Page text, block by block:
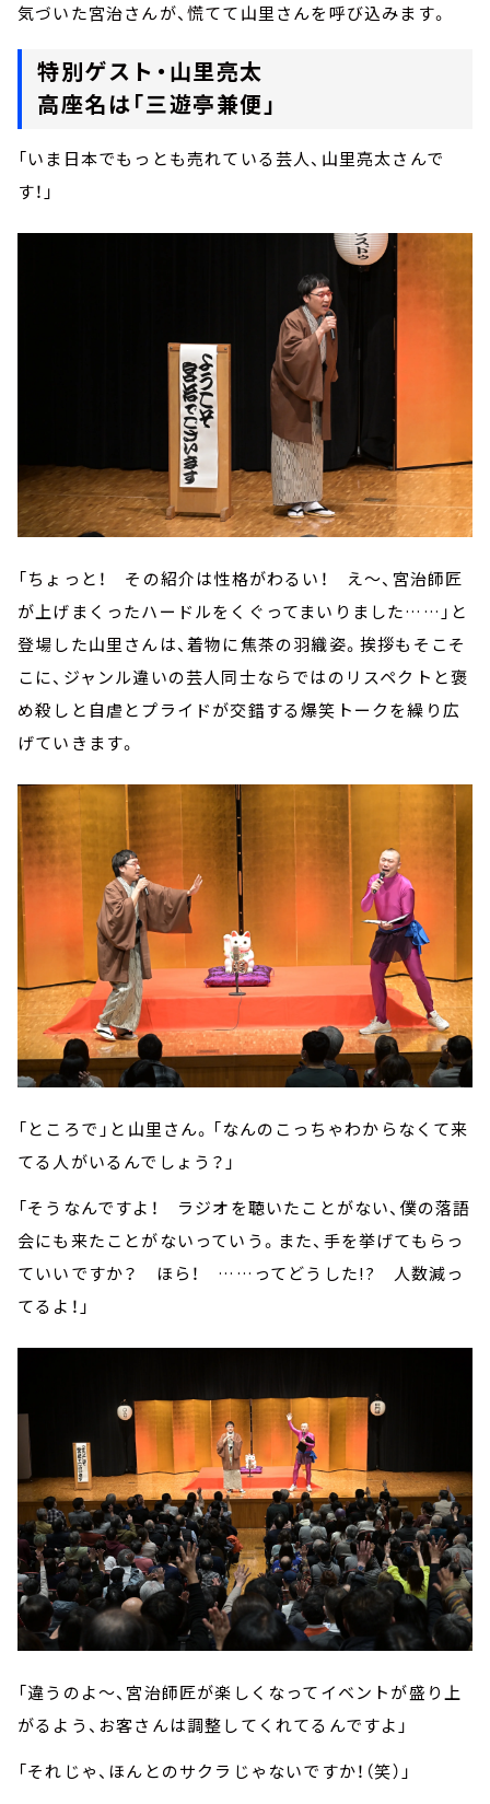
気づいた宮治さんが、慌てて山里さんを呼び込みます。
特別ゲスト・山里亮太
高座名は「三遊亭兼便」
「いま日本でもっとも売れている芸人、山里亮太さんで
す！」
「ちょっと！ その紹介は性格がわるい！ え～、宮治師匠
が上げまくったハードルをくぐってまいりました……」と
登場した山里さんは、着物に焦茶の羽織姿。挨拶もそこそ
こに、ジャンル違いの芸人同士ならではのリスペクトと褒
め殺しと自虐とプライドが交錯する爆笑トークを繰り広
げていきます。
「ところで――」と山里さん。「なんのこっちゃわからなくて来
てる人がいるんでしょう？」
「そうなんですよ！ ラジオを聴いたことがない、僕の落語
会にも来たことがないっていう。また、手を挙げてもらっ
ていいですか？ ほら！ ……ってどうした!? 人数減っ
てるよ！」
「違うのよ～、宮治師匠が楽しくなってイベントが盛り上
がるよう、お客さんは調整してくれてるんですよ」
「それじゃ、ほんとのサクラじゃないですか！（笑）」